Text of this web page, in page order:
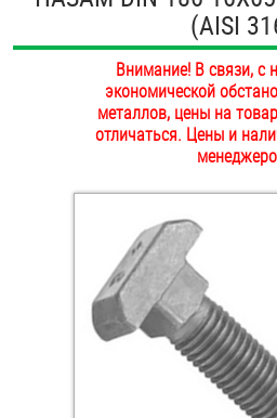
ПОКУПАТЕЛЯМ
ОПЛАТА И ДОСТАВКА
НАШИ МАГАЗИНЫ
Дюймовый крепёж
Заклепки (Гайки-Заклепки)
(AISI
Внимание! В связи, с
экономической
металлов, цены на
отличаться. Цены и